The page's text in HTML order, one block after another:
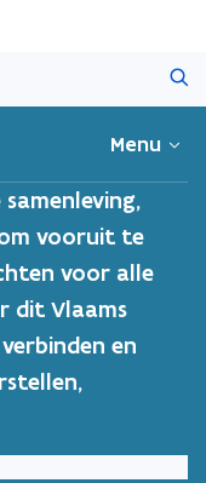
Menu
vooruit te
voor alle
dit Vlaams
en